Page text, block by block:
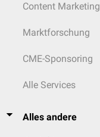
Content Marketing
Marktforschung
CME-Sponsoring
Alle Services
Alles andere